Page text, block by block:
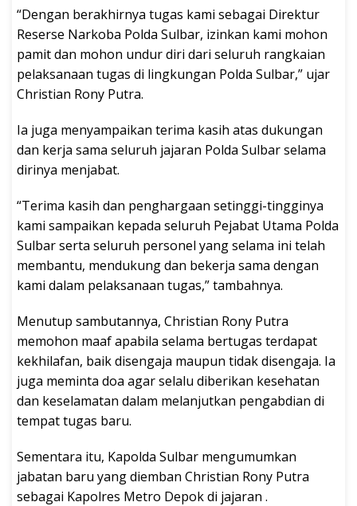
“Dengan berakhirnya tugas kami sebagai Direktur
Reserse Narkoba Polda Sulbar, izinkan kami mohon
pamit dan mohon undur diri dari seluruh rangkaian
pelaksanaan tugas di lingkungan Polda Sulbar,” ujar
Christian Rony Putra.
Ia juga menyampaikan terima kasih atas dukungan
dan kerja sama seluruh jajaran Polda Sulbar selama
dirinya menjabat.
“Terima kasih dan penghargaan setinggi-tingginya
kami sampaikan kepada seluruh Pejabat Utama Polda
Sulbar serta seluruh personel yang selama ini telah
membantu, mendukung dan bekerja sama dengan
kami dalam pelaksanaan tugas,” tambahnya.
Menutup sambutannya, Christian Rony Putra
memohon maaf apabila selama bertugas terdapat
kekhilafan, baik disengaja maupun tidak disengaja. Ia
juga meminta doa agar selalu diberikan kesehatan
dan keselamatan dalam melanjutkan pengabdian di
tempat tugas baru.
Sementara itu, Kapolda Sulbar mengumumkan
jabatan baru yang diemban Christian Rony Putra
sebagai Kapolres Metro Depok di jajaran .